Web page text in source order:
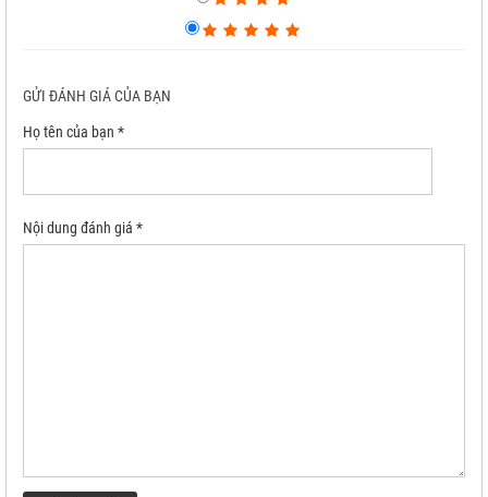
GỬI ĐÁNH GIÁ CỦA BẠN
Họ tên của bạn *
Nội dung đánh giá *